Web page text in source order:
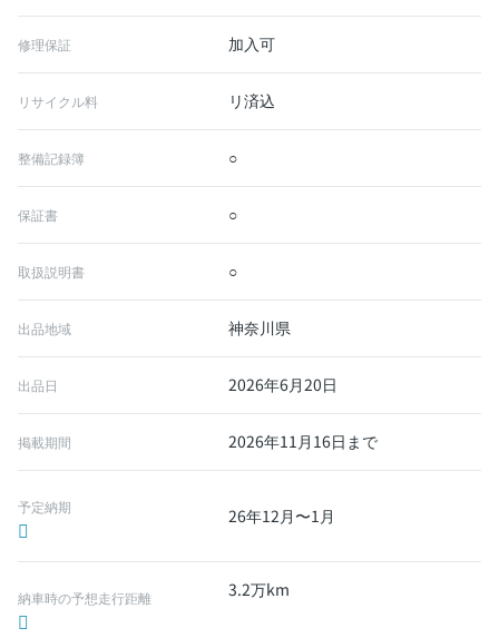
修理保証 加入可
リサイクル料 リ済込
整備記録簿 ○
保証書 ○
取扱説明書 ○
出品地域 神奈川県
出品日 2026年6月20日
掲載期間 2026年11月16日まで
予定納期 26年12月〜1月
納車時の予想走行距離 3.2万km